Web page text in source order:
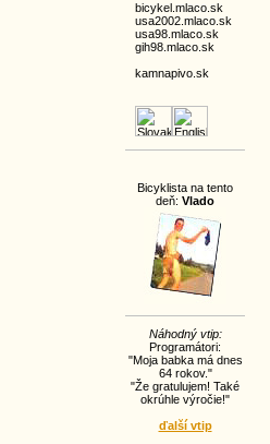
bicykel.mlaco.sk
usa2002.mlaco.sk
usa98.mlaco.sk
gih98.mlaco.sk
kamnapivo.sk
Bicyklista na tento
deň: Vlado
Náhodný vtip:
Programátori:
"Moja babka má dnes
64 rokov."
"Že gratulujem! Také
okrúhle výročie!"
ďalší vtip